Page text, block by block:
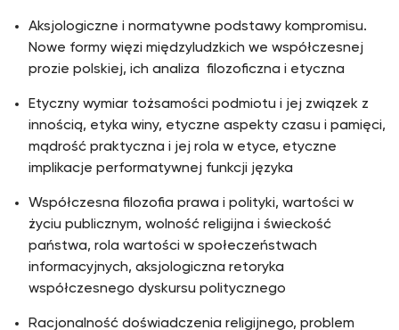
Aksjologiczne i normatywne podstawy kompromisu.
Nowe formy więzi międzyludzkich we współczesnej
prozie polskiej, ich analiza filozoficzna i etyczna
Etyczny wymiar tożsamości podmiotu i jej związek z
innością, etyka winy, etyczne aspekty czasu i pamięci,
mądrość praktyczna i jej rola w etyce, etyczne
implikacje performatywnej funkcji języka
Współczesna filozofia prawa i polityki, wartości w
życiu publicznym, wolność religijna i świeckość
państwa, rola wartości w społeczeństwach
informacyjnych, aksjologiczna retoryka
współczesnego dyskursu politycznego
Racjonalność doświadczenia religijnego, problem